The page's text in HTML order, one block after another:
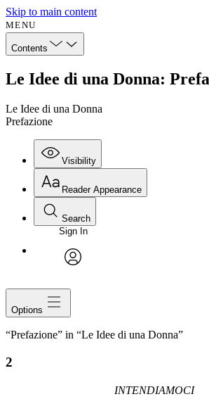
Skip to main content
MENU
Contents
Le Idee di una Donna:
Le Idee di una Donna
Prefazione
Visibility
Reader Appearance
Search
Sign In
Options
“Prefazione” in “Le Idee di una Donna”
2
INTENDIAMOCI